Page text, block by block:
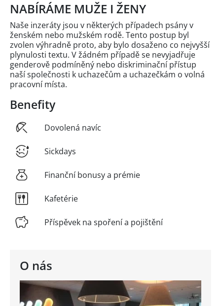
O nás
NABÍRÁME MUŽE I ŽENY
Naše inzeráty jsou v některých případech psány v
ženském nebo mužském rodě. Tento postup byl
zvolen výhradně proto, aby bylo dosaženo co nejvyšší
plynulosti textu. V žádném případě se nevyjadřuje
genderově podmíněný nebo diskriminační přístup
naší společnosti k uchazečům a uchazečkám o volná
pracovní místa.
Benefity
Dovolená navíc
Sickdays
Finanční bonusy a prémie
Kafetérie
Příspěvek na spoření a pojištění